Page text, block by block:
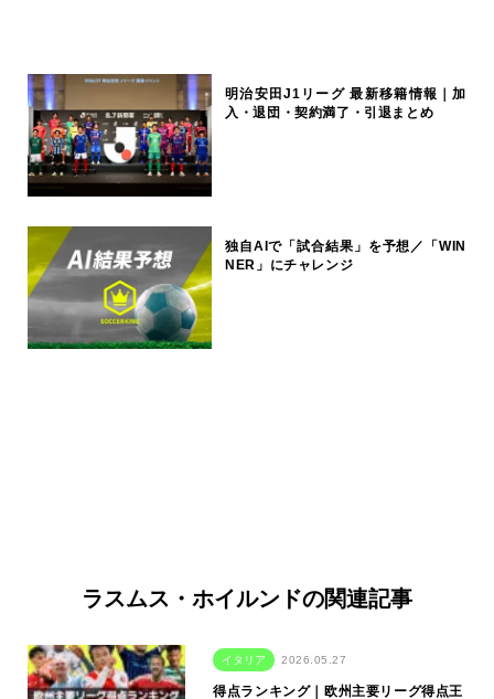
明治安田J1リーグ 最新移籍情報｜加
入・退団・契約満了・引退まとめ
独自AIで「試合結果」を予想／「WIN
NER」にチャレンジ
ラスムス・ホイルンドの関連記事
イタリア 2026.05.27
得点ランキング｜欧州主要リーグ得点王